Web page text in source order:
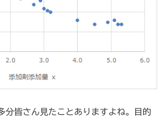
分皆さん見たことありますよね。目的